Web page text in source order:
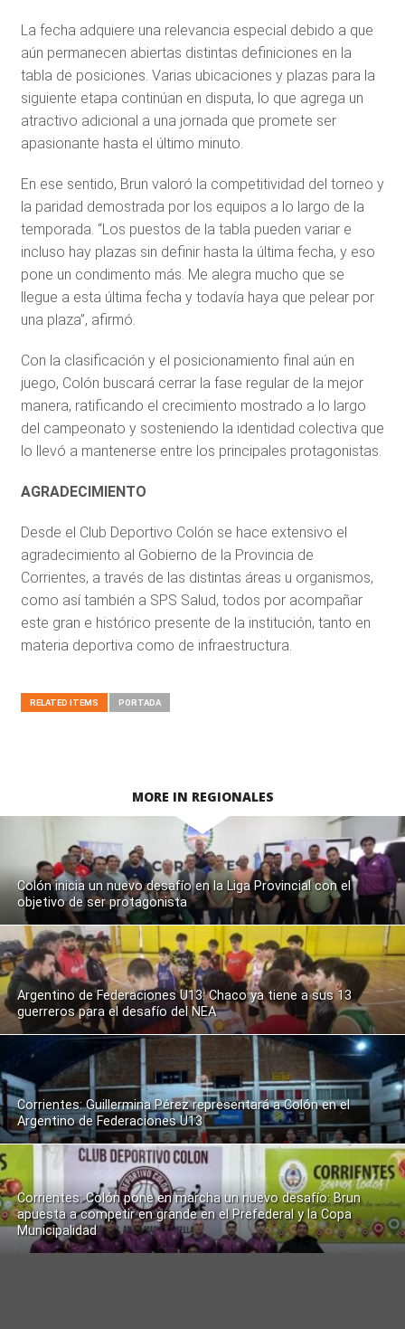
La fecha adquiere una relevancia especial debido a que
aún permanecen abiertas distintas definiciones en la
tabla de posiciones. Varias ubicaciones y plazas para la
siguiente etapa continúan en disputa, lo que agrega un
atractivo adicional a una jornada que promete ser
apasionante hasta el último minuto.
En ese sentido, Brun valoró la competitividad del torneo y
la paridad demostrada por los equipos a lo largo de la
temporada. “Los puestos de la tabla pueden variar e
incluso hay plazas sin definir hasta la última fecha, y eso
pone un condimento más. Me alegra mucho que se
llegue a esta última fecha y todavía haya que pelear por
una plaza”, afirmó.
Con la clasificación y el posicionamiento final aún en
juego, Colón buscará cerrar la fase regular de la mejor
manera, ratificando el crecimiento mostrado a lo largo
del campeonato y sosteniendo la identidad colectiva que
lo llevó a mantenerse entre los principales protagonistas.
AGRADECIMIENTO
Desde el Club Deportivo Colón se hace extensivo el
agradecimiento al Gobierno de la Provincia de
Corrientes, a través de las distintas áreas u organismos,
como así también a SPS Salud, todos por acompañar
este gran e histórico presente de la institución, tanto en
materia deportiva como de infraestructura.
RELATED ITEMS PORTADA
MORE IN REGIONALES
Colón inicia un nuevo desafío en la Liga Provincial con el
objetivo de ser protagonista
Argentino de Federaciones U13: Chaco ya tiene a sus 13
guerreros para el desafío del NEA
Corrientes: Guillermina Pérez representará a Colón en el
Argentino de Federaciones U13
Corrientes: Colón pone en marcha un nuevo desafío: Brun
apuesta a competir en grande en el Prefederal y la Copa
Municipalidad